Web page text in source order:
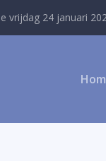
vrijdag 24 januari